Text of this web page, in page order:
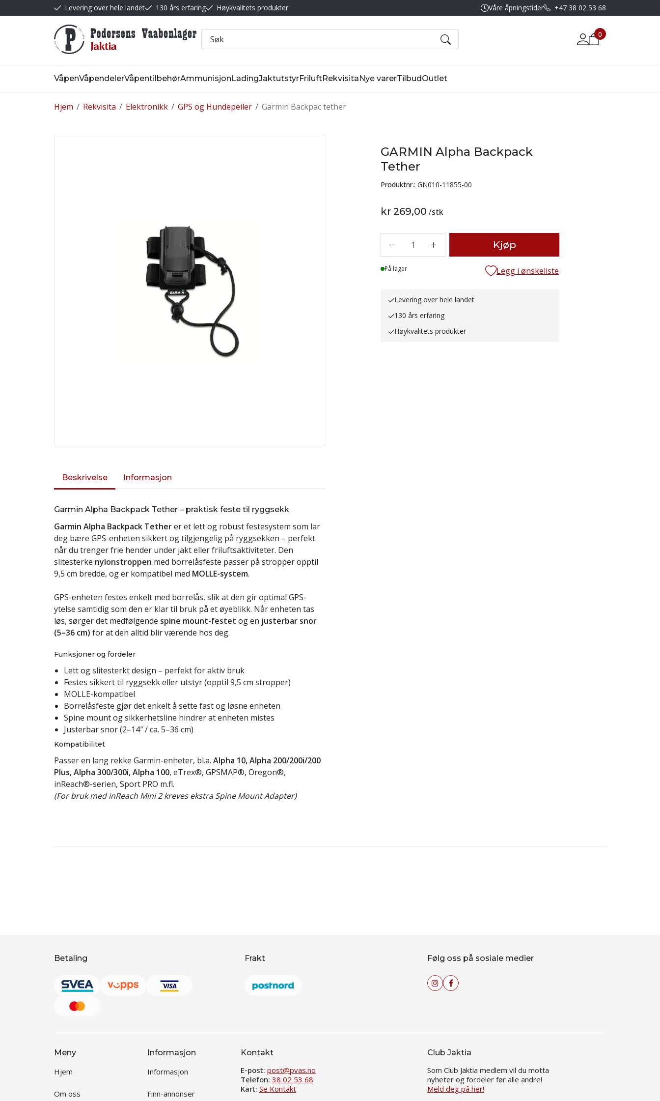
Levering over hele landet 130 års erfaring Høykvalitets produkter Våre åpningstider +47 38 02 53 68
0
VåpenVåpendelerVåpentilbehørAmmunisjonLadingJaktutstyrFriluftRekvisitaNye varerTilbudOutlet
/
Hjem /
Rekvisita /
Elektronikk /
GPS og Hundepeiler Garmin Backpac tether
GARMIN Alpha Backpack
Tether
Produktnr.: GN010-11855-00
kr 269,00 /stk
1 Kjøp
Lager
På lager Legg i ønskeliste
Levering over hele landet
130 års erfaring
Høykvalitets produkter
Beskrivelse Informasjon
Garmin Alpha Backpack Tether – praktisk feste til ryggsekk
Garmin Alpha Backpack Tetherer et lett og robust festesystem som lar
deg bære GPS-enheten sikkert og tilgjengelig på ryggsekken – perfekt
når du trenger frie hender under jakt eller friluftsaktiviteter. Den
slitesterke nylonstroppen med borrelåsfeste passer på stropper opptil
9,5 cm bredde, og er kompatibel med MOLLE-system.
GPS-enheten festes enkelt med borrelås, slik at den gir optimal GPS-
ytelse samtidig som den er klar til bruk på et øyeblikk. Når enheten tas
løs, sørger det medfølgende spine mount-festet og en justerbar snor
(5–36 cm) for at den alltid blir værende hos deg.
Funksjoner og fordeler
Lett og slitesterkt design – perfekt for aktiv bruk
Festes sikkert til ryggsekk eller utstyr (opptil 9,5 cm stropper)
MOLLE-kompatibel
Borrelåsfeste gjør det enkelt å sette fast og løsne enheten
Spine mount og sikkerhetsline hindrer at enheten mistes
Justerbar snor (2–14″ / ca. 5–36 cm)
Kompatibilitet
Passer en lang rekke Garmin-enheter, bl.a. Alpha 10, Alpha 200/200i/200
Plus, Alpha 300/300i, Alpha 100, eTrex®, GPSMAP®, Oregon®,
inReach®-serien, Sport PRO m.fl.
(For bruk med inReach Mini 2 kreves ekstra Spine Mount Adapter)
Betaling Frakt Følg oss på sosiale medier
Meny
Hjem
Om oss
Informasjon
Informasjon
Finn-annonser
Kontakt
E-post: post@pvas.no
Telefon: 38 02 53 68
Kart: Se Kontakt
Club Jaktia
Som Club Jaktia medlem vil du motta
nyheter og fordeler før alle andre!
Meld deg på her!